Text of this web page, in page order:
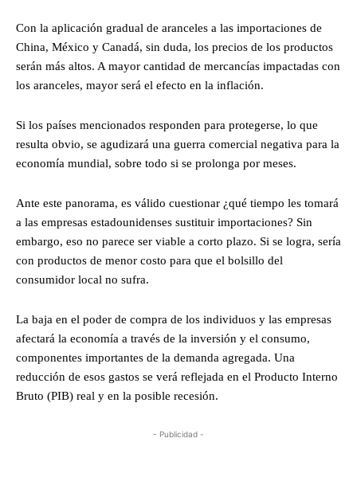
Con la aplicación gradual de aranceles a las importaciones de
China, México y Canadá, sin duda, los precios de los productos
serán más altos. A mayor cantidad de mercancías impactadas con
los aranceles, mayor será el efecto en la inflación.
Si los países mencionados responden para protegerse, lo que
resulta obvio, se agudizará una guerra comercial negativa para la
economía mundial, sobre todo si se prolonga por meses.
Ante este panorama, es válido cuestionar ¿qué tiempo les tomará
a las empresas estadounidenses sustituir importaciones? Sin
embargo, eso no parece ser viable a corto plazo. Si se logra, sería
con productos de menor costo para que el bolsillo del
consumidor local no sufra.
La baja en el poder de compra de los individuos y las empresas
afectará la economía a través de la inversión y el consumo,
componentes importantes de la demanda agregada. Una
reducción de esos gastos se verá reflejada en el Producto Interno
Bruto (PIB) real y en la posible recesión.
- Publicidad -